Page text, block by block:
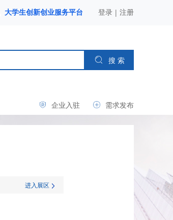
大学生创新创业服务平台 登录 | 注册
搜 索
企业入驻 需求发布
进入展区